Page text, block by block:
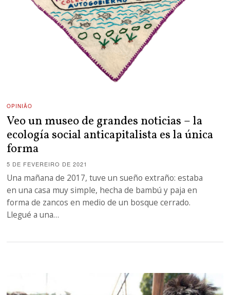
OPINIÃO
Veo un museo de grandes noticias – la
ecología social anticapitalista es la única
forma
5 DE FEVEREIRO DE 2021
Una mañana de 2017, tuve un sueño extraño: estaba
en una casa muy simple, hecha de bambú y paja en
forma de zancos en medio de un bosque cerrado.
Llegué a una…